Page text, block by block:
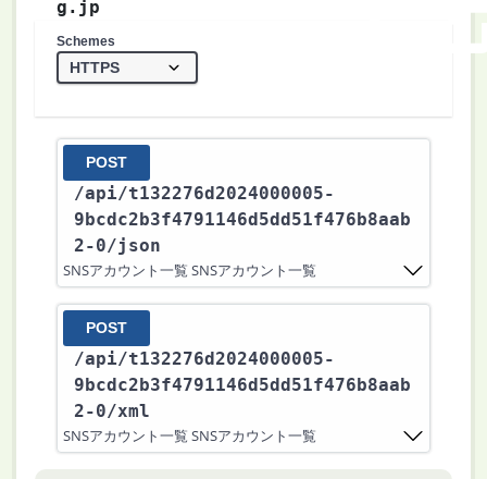
g.jp
Schemes
POST
/api/t132276d2024000005-
9bcdc2b3f4791146d5dd51f476b8aab
2-0/json
SNSアカウント一覧 SNSアカウント一覧
POST
/api/t132276d2024000005-
9bcdc2b3f4791146d5dd51f476b8aab
2-0/xml
SNSアカウント一覧 SNSアカウント一覧